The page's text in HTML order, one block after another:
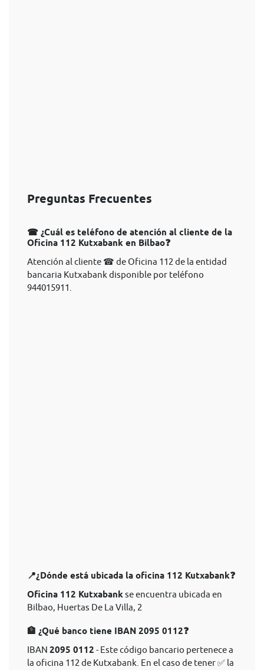
Preguntas Frecuentes
☎ ¿Cuál es teléfono de atención al cliente de la
Oficina 112 Kutxabank en Bilbao❓
Atención al cliente ☎ de Oficina 112 de la entidad
bancaria Kutxabank disponible por teléfono
944015911.
📍¿Dónde está ubicada la oficina 112 Kutxabank❓
Oficina 112 Kutxabankse encuentra ubicada en
Bilbao, Huertas De La Villa, 2
🏦 ¿Qué banco tiene IBAN 2095 0112❓
IBAN 2095 0112 - Este código bancario pertenece a
la oficina 112 de Kutxabank. En el caso de tener ✅ la